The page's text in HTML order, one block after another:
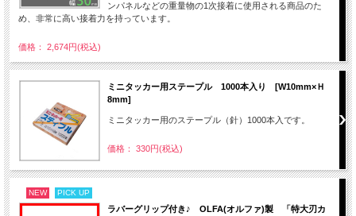
ンパネルなどの重量物の1次接着に使用される商品のた
め、非常に高い接着力を持っています。
価格： 2,674円(税込)
ミニタッカー用ステープル 1000本入り [W10mm×Ｈ
8mm]
ミニタッカー用のステープル（針）1000本入です。
価格： 330円(税込)
NEW PICK UP
ラバーグリップ付き♪ OLFA(オルファ)製 「特大刃カ